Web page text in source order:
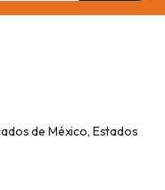
de México, Estados